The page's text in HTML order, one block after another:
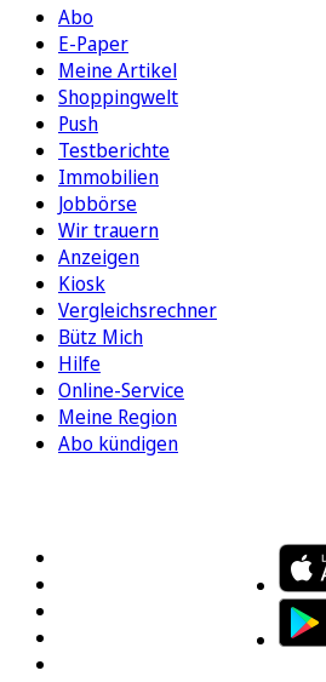
Abo
E-Paper
Meine Artikel
Shoppingwelt
Push
Testberichte
Immobilien
Jobbörse
Wir trauern
Anzeigen
Kiosk
Vergleichsrechner
Bütz Mich
Hilfe
Online-Service
Meine Region
Abo kündigen